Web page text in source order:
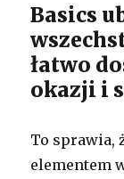
Basics
łatwo
okazji i
To sprawia,
elementem